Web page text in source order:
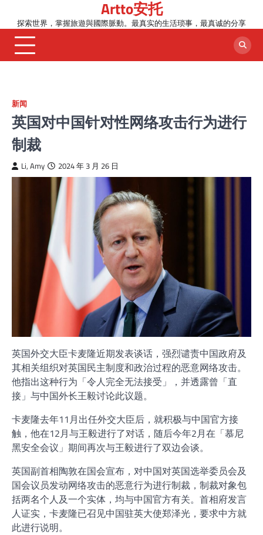
content
Artto安托
探索世界，掌握旅遊與國際脈動。最真实的生活琐事，最真诚的分享
新闻
英国对中国针对性网络攻击行为进行
制裁
Li, Amy 2024 年 3 月 26 日
英国外交大臣卡麦隆近期发表谈话，强烈谴责中国政府及
其相关组织对英国民主制度和政治过程的恶意网络攻击。
他指出这种行为「令人完全无法接受」，并透露曾「直
接」与中国外长王毅讨论此议题。
卡麦隆去年11月出任外交大臣后，就积极与中国官方接
触，他在12月与王毅进行了对话，随后今年2月在「慕尼
黑安全会议」期间再次与王毅进行了双边会谈。
英国副首相陶敦在国会宣布，对中国对英国选举委员会及
国会议员发动网络攻击的恶意行为进行制裁，制裁对象包
括两名个人及一个实体，均与中国官方有关。首相府发言
人证实，卡麦隆已召见中国驻英大使郑泽光，要求中方就
此进行说明。